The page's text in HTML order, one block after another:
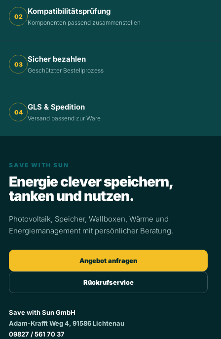
02
Kompatibilitätsprüfung
Komponenten passend zusammenstellen
03
Sicher bezahlen
Geschützter Bestellprozess
04
GLS & Spedition
Versand passend zur Ware
SAVE WITH SUN
Energie clever speichern,
tanken und nutzen.
Photovoltaik, Speicher, Wallboxen, Wärme und
Energiemanagement mit persönlicher Beratung.
Angebot anfragen
Rückrufservice
Save with Sun GmbH
Adam-Krafft Weg 4, 91586 Lichtenau
09827 / 561 70 37